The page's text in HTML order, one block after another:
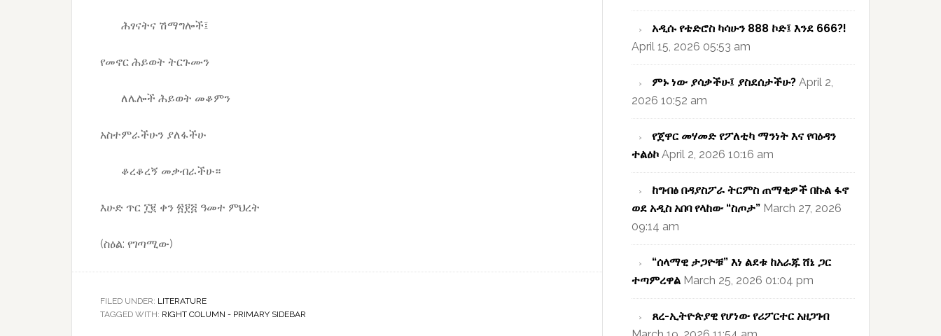
ሕፃናትና ሽማግሎች፤
የመኖር ሕይወት ትርጉሙን
ለሌሎች ሕይወት መቆምን
አስተምራችሁን ያለፋችሁ
ቆረቆረኝ መቃብራችሁ።
እሁድ ጥር ፲፪ ቀን ፳፻፭ ዓመተ ምህረት
(ስዕል: የገጣሚው)
FILED UNDER: LITERATURE
TAGGED WITH: RIGHT COLUMN - PRIMARY SIDEBAR
አዲሱ የቴድሮስ ካሳሁን 888 ኮድ፤ እንደ 666?!
April 15, 2026 05:53 am
ምኑ ነው ያሳቃችሁ፤ ያስደሰታችሁ? April 2,
2026 10:52 am
የጀዋር መሃመድ የፖለቲካ ማንነት እና የባዕዳን
ተልዕኮ April 2, 2026 10:16 am
ከግብፅ በዳያስፖራ ትርምስ ጠማቂዎች በኩል ፋኖ
ወደ አዲስ አበባ የላከው “ስጦታ” March 27, 2026
09:14 am
“ሰላማዊ ታጋዮቹ” እነ ልደቱ ከአራጁ ሸኔ ጋር
ተጣምረዋል March 25, 2026 01:04 pm
ጸረ-ኢትዮጵያዊ የሆነው የሪፖርተር አዘጋገብ